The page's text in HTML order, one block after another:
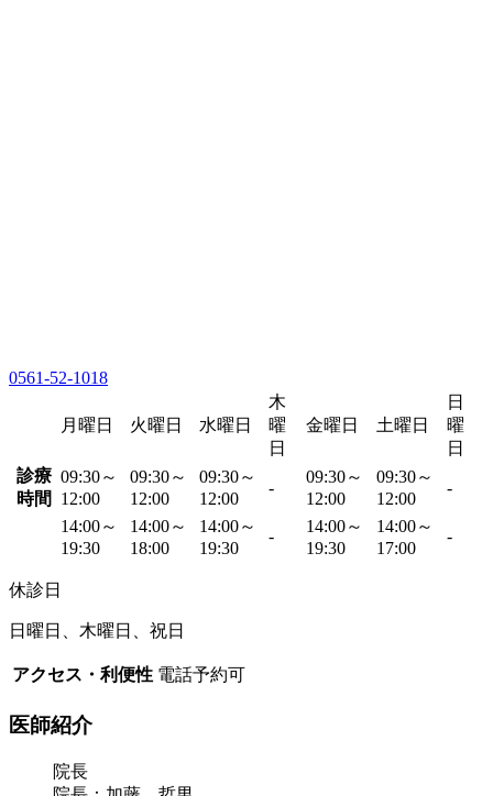
0561-52-1018
月曜日 火曜日 水曜日
木
曜
日
金曜日 土曜日
日
曜
日
診療
時間
09:30～
12:00
09:30～
12:00
09:30～
12:00
-
09:30～
12:00
09:30～
12:00
-
14:00～
19:30
14:00～
18:00
14:00～
19:30
-
14:00～
19:30
14:00～
17:00
-
休診日
日曜日、木曜日、祝日
アクセス・利便性 電話予約可
医師紹介
院長